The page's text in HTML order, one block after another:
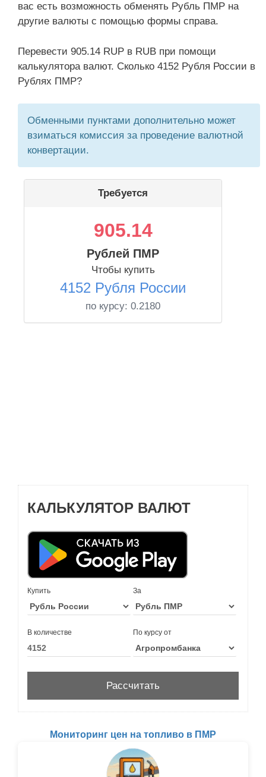
вас есть возможность обменять Рубль ПМР на
другие валюты с помощью формы справа.
Перевести 905.14 RUP в RUB при помощи
калькулятора валют. Сколько 4152 Рубля России в
Рублях ПМР?
Обменными пунктами дополнительно может
взиматься комиссия за проведение валютной
конвертации.
Требуется
905.14
Рублей ПМР
Чтобы купить
4152 Рубля России
по курсу: 0.2180
КАЛЬКУЛЯТОР ВАЛЮТ
Купить За
В количестве По курсу от
Мониторинг цен на топливо в ПМР